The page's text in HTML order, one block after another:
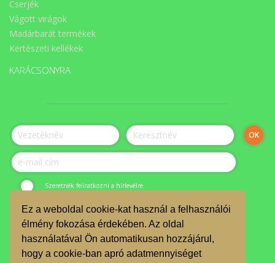
Ez a weboldal cookie-kat használ a felhasználói
élmény fokozása érdekében. Az oldal
használatával Ön automatikusan hozzájárul,
hogy a cookie-ban apró adatmennyiséget
Cserjék
Vágott virágok
Madárbarát termékek
Kertészeti kellékek
KARÁCSONYRA
Szeretnék feliratkozni a hírlevélre.
© ÉLET-Közösség Egyesület 2023.
JELENTKEZZ ÖNKÉNTESNEK